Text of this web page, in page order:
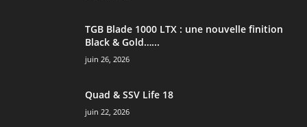
TGB Blade 1000 LTX : une nouvelle finition
Black & Gold…...
juin 26, 2026
Quad & SSV Life 18
juin 22, 2026